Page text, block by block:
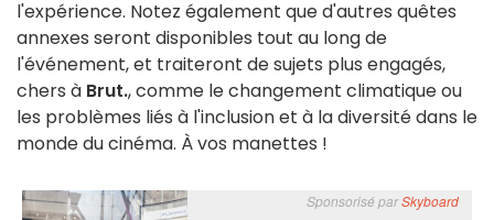
l'expérience. Notez également que d'autres quêtes
annexes seront disponibles tout au long de
l'événement, et traiteront de sujets plus engagés,
chers à Brut., comme le changement climatique ou
les problèmes liés à l'inclusion et à la diversité dans le
monde du cinéma. À vos manettes !